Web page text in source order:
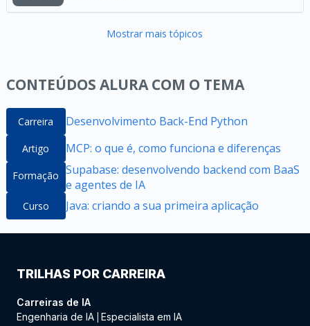
Mostrar mais tópicos
CONTEÚDOS ALURA COM O TEMA
Carreira Desenvolvimento Back-End Python
Artigo MCP: o que é, como funciona e diferenças
Formação Supabase: desenvolvendo backend com BaaS
e agentes de IA
Curso Java: criando a sua primeira aplicação
TRILHAS POR CARREIRA
Carreiras de IA
Engenharia de IA Especialista em IA